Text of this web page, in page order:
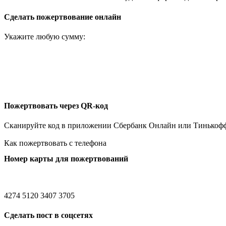
Сделать пожертвование онлайн
Укажите любую сумму:
Пожертвовать через QR-код
Сканируйте код в приложении Сбербанк Онлайн или
Как пожертвовать с телефона
Номер карты для пожертвований
4274 5120 3407 3705
Сделать пост в соцсетях